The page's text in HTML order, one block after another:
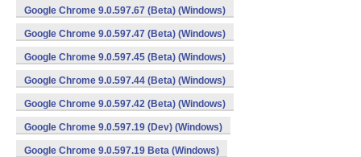
Google Chrome 9.0.597.67 (Beta) (Windows)
Google Chrome 9.0.597.47 (Beta) (Windows)
Google Chrome 9.0.597.45 (Beta) (Windows)
Google Chrome 9.0.597.44 (Beta) (Windows)
Google Chrome 9.0.597.42 (Beta) (Windows)
Google Chrome 9.0.597.19 (Dev) (Windows)
Google Chrome 9.0.597.19 Beta (Windows)